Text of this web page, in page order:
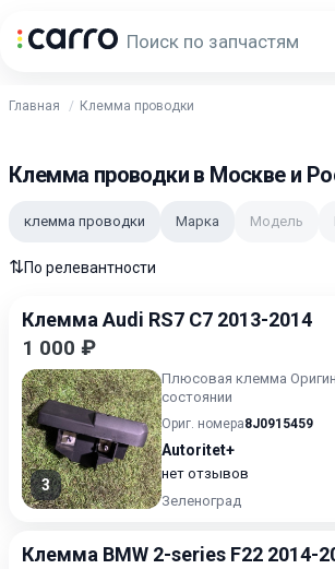
Главная Клемма проводки
Клемма проводки в Москве и
клемма проводки Марка Модель
⇅По релевантности
Клемма Audi RS7 C7 2013-2014
1 000 ₽
3
Плюсовая клемма
состоянии
Ориг. номера8J0915459
Autoritet+
нет отзывов
Зеленоград
Клемма BMW 2-series F22 2014-